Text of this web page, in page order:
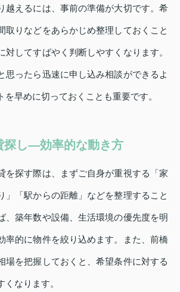
越えるには、事前の準備が大切です。希
取りなどをあらかじめ整理しておくこと
対してすばやく判断しやすくなります。
思ったら迅速に申し込み相談ができるよ
を早めに切っておくことも重要です。
探し—効率的な動き方
を探す際は、まずご自身が重視する「家
」「駅からの距離」などを整理すること
、築年数や設備、生活環境の優先度を明
率的に物件を絞り込めます。また、前橋
場を把握しておくと、希望条件に対する
なります。